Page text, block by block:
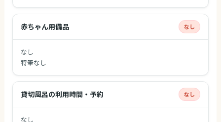
赤ちゃん用備品 なし
なし
特筆なし
貸切風呂の利用時間・予約 なし
なし